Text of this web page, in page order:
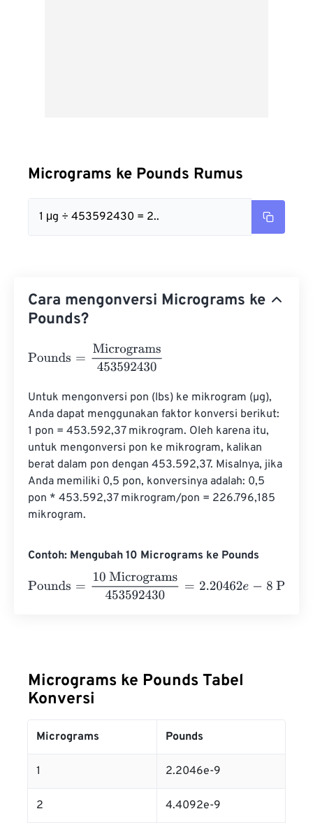
Micrograms ke Pounds Rumus
1 μg ÷ 453592430 = 2..
Cara mengonversi Micrograms ke
Pounds?
Pounds Micrograms453592430
Untuk mengonversi pon (lbs) ke mikrogram (µg),
Anda dapat menggunakan faktor konversi berikut:
1 pon = 453.592,37 mikrogram. Oleh karena itu,
untuk mengonversi pon ke mikrogram, kalikan
berat dalam pon dengan 453.592,37. Misalnya, jika
Anda memiliki 0,5 pon, konversinya adalah: 0,5
pon * 453.592,37 mikrogram/pon = 226.796,185
mikrogram.
Contoh: Mengubah 10 Micrograms ke Pounds
Pounds
10 Micrograms453592430 =2.20462 -8
Micrograms ke Pounds Tabel
Konversi
Micrograms Pounds
1 2.2046e-9
2 4.4092e-9